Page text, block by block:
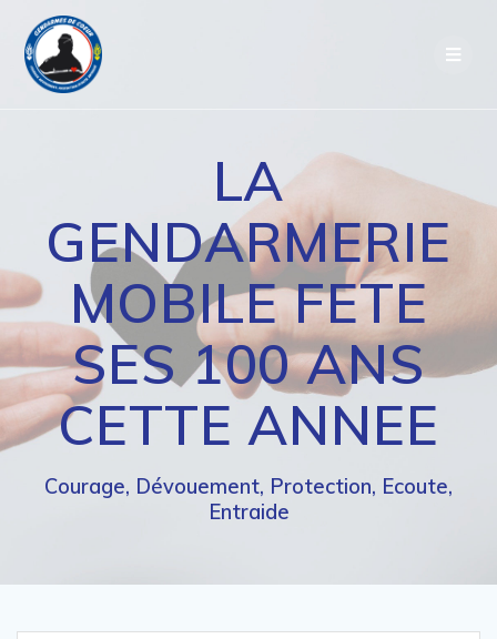
LA
GENDARMERIE
MOBILE FETE
SES 100 ANS
CETTE ANNEE
Courage, Dévouement, Protection, Ecoute,
Entraide